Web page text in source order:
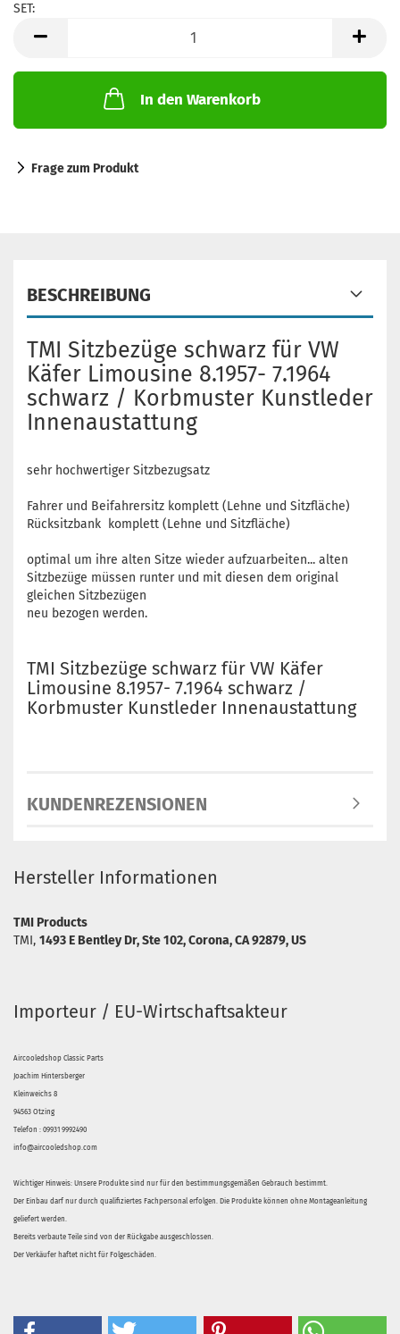
SET:
In den Warenkorb
Frage zum Produkt
BESCHREIBUNG
TMI Sitzbezüge schwarz für VW
Käfer Limousine 8.1957- 7.1964
schwarz / Korbmuster Kunstleder
Innenaustattung
sehr hochwertiger Sitzbezugsatz
Fahrer und Beifahrersitz komplett (Lehne und Sitzfläche)
Rücksitzbank komplett (Lehne und Sitzfläche)
optimal um ihre alten Sitze wieder aufzuarbeiten... alten
Sitzbezüge müssen runter und mit diesen dem original
gleichen Sitzbezügen
neu bezogen werden.
TMI Sitzbezüge schwarz für VW Käfer
Limousine 8.1957- 7.1964 schwarz /
Korbmuster Kunstleder Innenaustattung
KUNDENREZENSIONEN
Hersteller Informationen
TMI Products
TMI, 1493 E Bentley Dr, Ste 102, Corona, CA 92879, US
Importeur / EU-Wirtschaftsakteur
Aircooledshop Classic Parts
Joachim Hintersberger
Kleinweichs 8
94563 Otzing
Telefon : 09931 9992490
info@aircooledshop.com
Wichtiger Hinweis: Unsere Produkte sind nur für den bestimmungsgemäßen Gebrauch bestimmt.
Der Einbau darf nur durch qualifiziertes Fachpersonal erfolgen. Die Produkte können ohne Montageanleitung
geliefert werden.
Bereits verbaute Teile sind von der Rückgabe ausgeschlossen.
Der Verkäufer haftet nicht für Folgeschäden.